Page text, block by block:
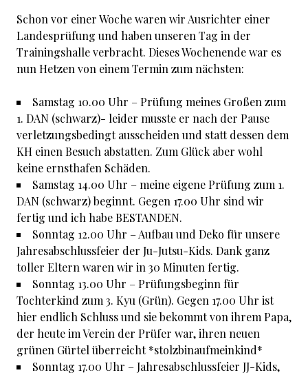
Schon vor einer Woche waren wir Ausrichter einer
Landesprüfung und haben unseren Tag in der
Trainingshalle verbracht. Dieses Wochenende war es
nun Hetzen von einem Termin zum nächsten:
Samstag 10.00 Uhr – Prüfung meines Großen zum
1. DAN (schwarz)- leider musste er nach der Pause
verletzungsbedingt ausscheiden und statt dessen dem
KH einen Besuch abstatten. Zum Glück aber wohl
keine ernsthafen Schäden.
Samstag 14.00 Uhr – meine eigene Prüfung zum 1.
DAN (schwarz) beginnt. Gegen 17.00 Uhr sind wir
fertig und ich habe BESTANDEN.
Sonntag 12.00 Uhr – Aufbau und Deko für unsere
Jahresabschlussfeier der Ju-Jutsu-Kids. Dank ganz
toller Eltern waren wir in 30 Minuten fertig.
Sonntag 13.00 Uhr – Prüfungsbeginn für
Tochterkind zum 3. Kyu (Grün). Gegen 17.00 Uhr ist
hier endlich Schluss und sie bekommt von ihrem Papa,
der heute im Verein der Prüfer war, ihren neuen
grünen Gürtel überreicht *stolzbinaufmeinkind*
Sonntag 17.00 Uhr – Jahresabschlussfeier JJ-Kids,